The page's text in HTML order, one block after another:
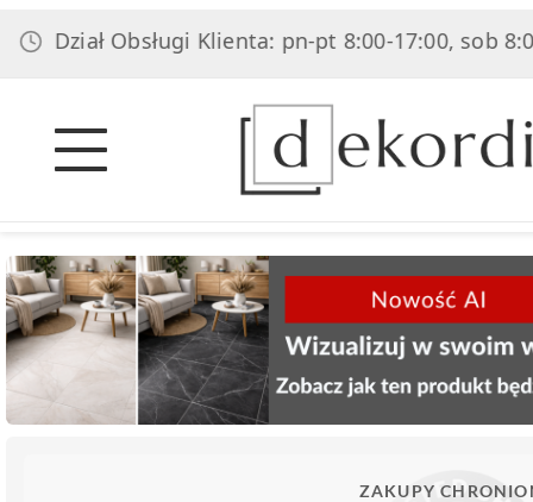
Obsługi Klienta: pn-pt 8:00-17:00, sob 8:00-
ZAKUPY